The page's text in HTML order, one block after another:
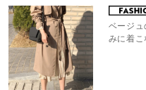
ベージ
みに着こ